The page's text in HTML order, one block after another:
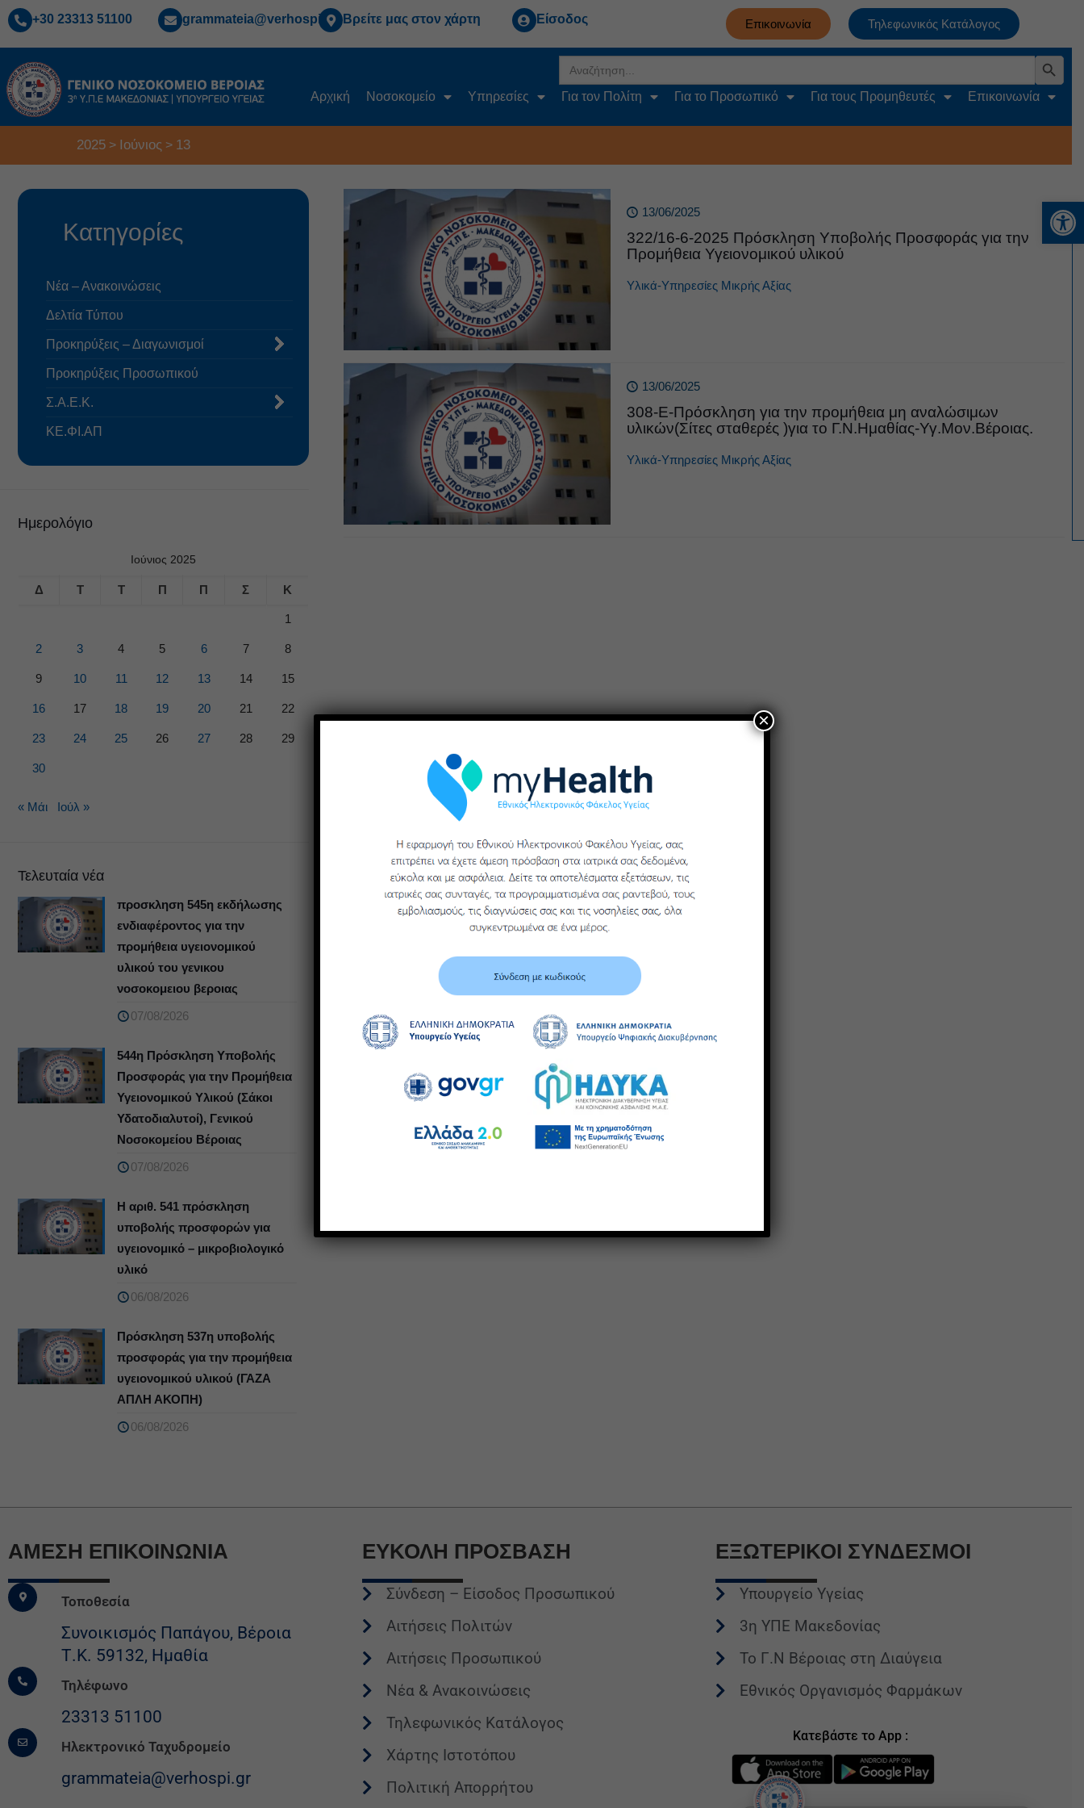
+30 23313 51100 grammateia@verhospi.gr Βρείτε μας στον χάρτη Είσοδος Επικοινωνία Τηλεφωνικός Κατάλογος
for:
Search Button
Αρχική Νοσοκομείο Υπηρεσίες Για τον Πολίτη Για το Προσωπικό Για τους Προμηθευτές Επικοινωνία
2025> Ιούνιος > 13
13/06/2025
322/16-6-2025 Πρόσκληση Υποβολής Προσφοράς για την
Προμήθεια Υγειονομικού υλικού
Υλικά-Υπηρεσίες Μικρής Αξίας
13/06/2025
308-Ε-Πρόσκληση για την προμήθεια μη αναλώσιμων
υλικών(Σίτες σταθερές )για το Γ.Ν.Ημαθίας-Υγ.Μον.Βέροιας.
Υλικά-Υπηρεσίες Μικρής Αξίας
Κατηγορίες
Νέα – Ανακοινώσεις
Δελτία Τύπου
Προκηρύξεις – Διαγωνισμοί
Προκηρύξεις Προσωπικού
Σ.Α.Ε.Κ.
ΚΕ.ΦΙ.ΑΠ
Ημερολόγιο
Ιούνιος 2025
Δ Τ Τ Π Π Σ Κ
1
2 3 4 5 6 7 8
9 10 11 12 13 14 15
16 17 18 19 20 21 22
23 24 25 26 27 28 29
30
« Μάι Ιούλ »
Τελευταία νέα
προσκληση 545η εκδήλωσης
ενδιαφέροντος για την
προμήθεια υγειονομικού
υλικού του γενικου
νοσοκομειου βεροιας
07/08/2026
544η Πρόσκληση Υποβολής
Προσφοράς για την Προμήθεια
Υγειονομικού Υλικού (Σάκοι
Υδατοδιαλυτοί), Γενικού
Νοσοκομείου Βέροιας
07/08/2026
Η αριθ. 541 πρόσκληση
υποβολής προσφορών για
υγειονομικό – μικροβιολογικό
υλικό
06/08/2026
Πρόσκληση 537η υποβολής
προσφοράς για την προμήθεια
υγειονομικού υλικού (ΓΑΖΑ
ΑΠΛΗ ΑΚΟΠΗ)
06/08/2026
ΆΜΕΣΗ ΕΠΙΚΟΙΝΩΝΙΑ
Τοποθεσία
Συνοικισμός Παπάγου, Βέροια
Τ.Κ. 59132, Ημαθία
Τηλέφωνο
23313 51100
Ηλεκτρονικό Ταχυδρομείο
grammateia@verhospi.gr
ΕΥΚΟΛΗ ΠΡΟΣΒΑΣΗ
Σύνδεση – Είσοδος Προσωπικού
Αιτήσεις Πολιτών
Αιτήσεις Προσωπικού
Νέα & Ανακοινώσεις
Τηλεφωνικός Κατάλογος
Χάρτης Ιστοτόπου
Πολιτική Απορρήτου
ΕΞΩΤΕΡΙΚΟΙ ΣΥΝΔΕΣΜΟΙ
Υπουργείο Υγείας
3η ΥΠΕ Μακεδονίας
Το Γ.Ν Βέροιας στη Διαύγεια
Εθνικός Οργανισμός Φαρμάκων
Κατεβάστε το App :
×